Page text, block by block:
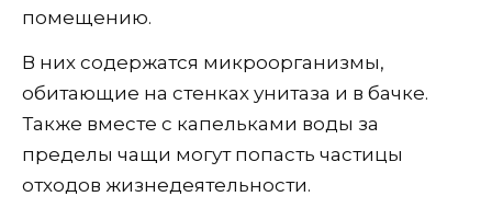
помещению.
В них содержатся микроорганизмы,
обитающие на стенках унитаза и в бачке.
Также вместе с капельками воды за
пределы чащи могут попасть частицы
отходов жизнедеятельности.